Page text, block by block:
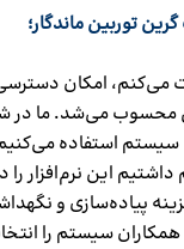
توربین ماندگار؛
امکان
محسوب می‌شد. ما
استفاده
داشتیم این نرم‌افزار
پیاده‌سازی و
سیستم را